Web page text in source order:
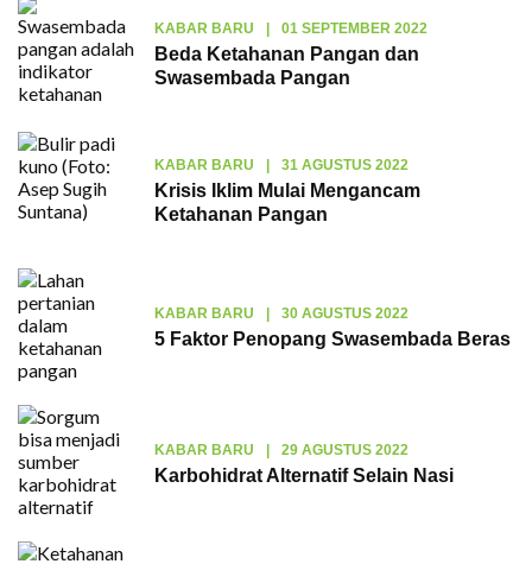
KABAR BARU | 01 SEPTEMBER 2022
Beda Ketahanan Pangan dan
Swasembada Pangan
KABAR BARU | 31 AGUSTUS 2022
Krisis Iklim Mulai Mengancam
Ketahanan Pangan
KABAR BARU | 30 AGUSTUS 2022
5 Faktor Penopang Swasembada Beras
KABAR BARU | 29 AGUSTUS 2022
Karbohidrat Alternatif Selain Nasi